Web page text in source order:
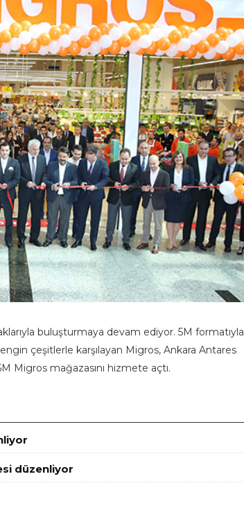
buluşturmaya devam ediyor. 5M formatıyla
çeşitlerle karşılayan Migros, Ankara Antares
Migros mağazasını hizmete açtı.
düzenliyor